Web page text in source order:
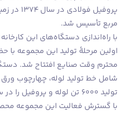
مربع تأسیس شد.
با راه‌اندازی دستگاه‌های این
اولین مرحلۀ تولید این مجموعه با
محترم وقت صنایع افتتاح شد.
شامل خط تولید لوله، چهارچوب
تولید 6000 تن لوله و پروفیل را در سال دارد.
با گسترش فعالیت این مجموعه